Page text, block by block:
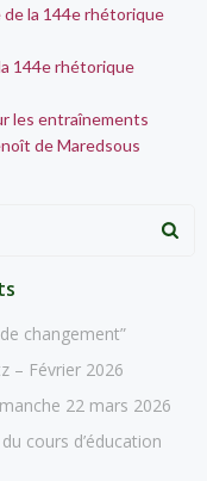
de la 144e rhétorique
144e rhétorique
les entraînements
de Maredsous
changement”
– Février 2026
22 mars 2026
cours d’éducation